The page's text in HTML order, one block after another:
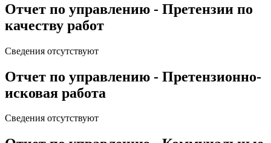
Отчет по управлению - Претензии по
качеству работ
Сведения отсутствуют
Отчет по управлению - Претензионно-
исковая работа
Сведения отсутствуют